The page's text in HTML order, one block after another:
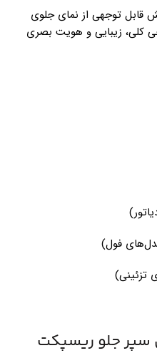
قابل توجهی از نمای جلوی
کلی، زیبایی و هویت بصری
فول)
جلو ریسپکت